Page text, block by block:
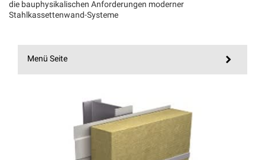
die bauphysikalischen Anforderungen moderner
Stahlkassettenwand‑Systeme
Menü Seite